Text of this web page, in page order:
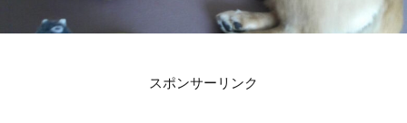
スポンサーリンク